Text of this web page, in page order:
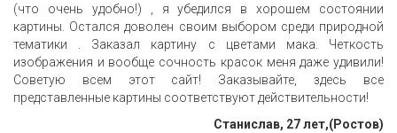
(что очень удобно!) , я убедился в хорошем состоянии
картины. Остался доволен своим выбором среди природной
тематики . Заказал картину с цветами мака. Четкость
изображения и вообще сочность красок меня даже удивили!
Советую всем этот сайт! Заказывайте, здесь все
представленные картины соответствуют действительности!
Станислав, 27 лет,(Ростов)